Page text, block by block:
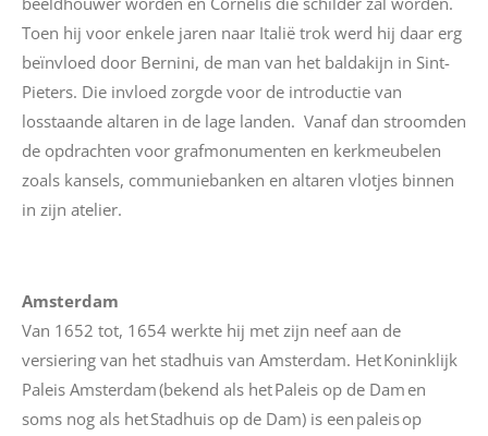
Toen hij voor enkele jaren naar Italië trok werd hij daar erg
beïnvloed door Bernini, de man van het baldakijn in Sint-
Pieters. Die invloed zorgde voor de introductie van
losstaande altaren in de lage landen. Vanaf dan stroomden
de opdrachten voor grafmonumenten en kerkmeubelen
zoals kansels, communiebanken en altaren vlotjes binnen
in zijn atelier.
Amsterdam
Van 1652 tot, 1654 werkte hij met zijn neef aan de
versiering van het stadhuis van Amsterdam. Het Koninklijk
Paleis Amsterdam (bekend als het Paleis op de Dam en
soms nog als het Stadhuis op de Dam) is een paleis op